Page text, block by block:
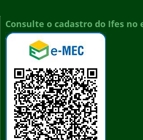
Consulte o cadastro do Ifes no